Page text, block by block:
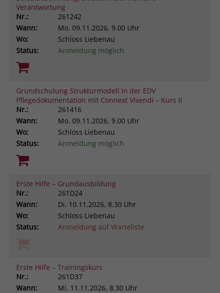
Verantwortung
Nr.:
261242
Wann:
Mo. 09.11.2026, 9.00 Uhr
Wo:
Schloss Liebenau
Status:
Anmeldung möglich
Grundschulung Strukturmodell in der EDV
Pflegedokumentation mit Connext Vivendi – Kurs II
Nr.:
261416
Wann:
Mo. 09.11.2026, 9.00 Uhr
Wo:
Schloss Liebenau
Status:
Anmeldung möglich
Erste Hilfe – Grundausbildung
Nr.:
261D24
Wann:
Di. 10.11.2026, 8.30 Uhr
Wo:
Schloss Liebenau
Status:
Anmeldung auf Warteliste
Erste Hilfe – Trainingskurs
Nr.:
261D37
Wann:
Mi. 11.11.2026, 8.30 Uhr